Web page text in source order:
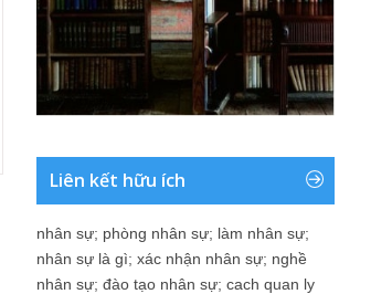
Liên kết hữu ích
nhân sự; phòng nhân sự; làm nhân sự;
nhân sự là gì; xác nhận nhân sự; nghề
nhân sự; đào tạo nhân sự; cach quan ly